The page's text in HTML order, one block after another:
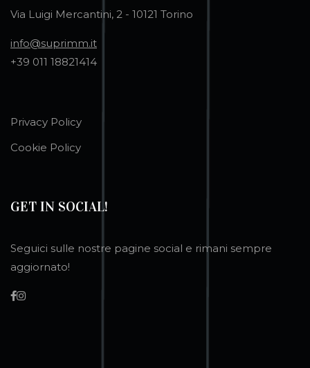
Via Luigi Mercantini, 2 - 10121 Torino
info@suprimm.it
+39 011 18821414
Privacy Policy
Cookie Policy
GET IN SOCIAL!
Seguici sulle nostre pagine social e rimani sempre
aggiornato!